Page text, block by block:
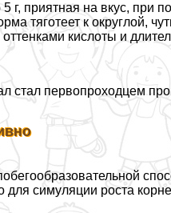
г, приятная на вкус, при
тяготеет к округлой,
кислоты и
стал первопроходцем
для симуляции роста